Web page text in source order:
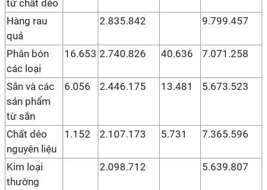
từ chất dẻo
Hàng rau
quả
2.835.842 9.799.457
Phân bón
các loại
16.653 2.740.826 40.636 7.071.258
Sắn và các
sản phẩm
từ sắn
6.056 2.446.175 13.481 5.673.523
Chất dẻo
nguyên liệu
1.152 2.107.173 5.731 7.365.596
Kim loại
thường
2.098.712 5.639.807